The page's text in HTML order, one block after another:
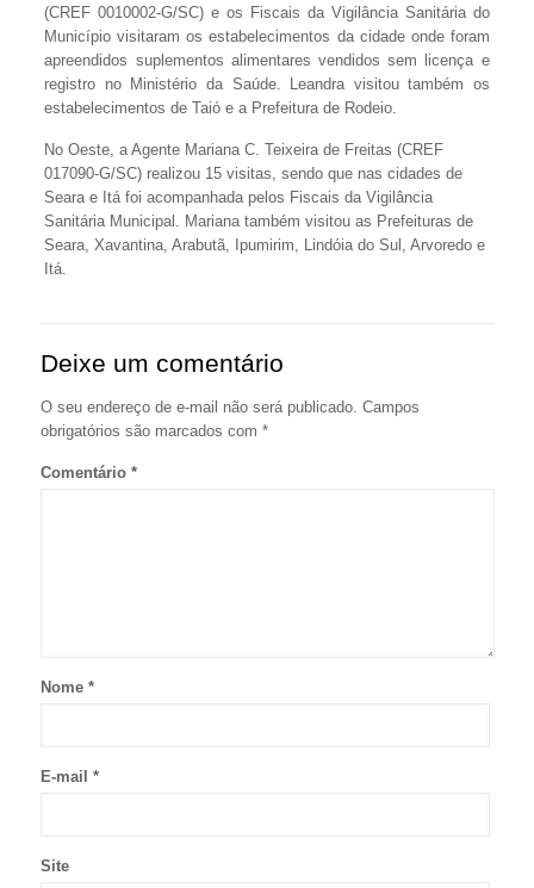
(CREF 0010002-G/SC) e os Fiscais da Vigilância Sanitária do
Município visitaram os estabelecimentos da cidade onde foram
apreendidos suplementos alimentares vendidos sem licença e
registro no Ministério da Saúde. Leandra visitou também os
estabelecimentos de Taió e a Prefeitura de Rodeio.
No Oeste, a Agente Mariana C. Teixeira de Freitas (CREF
017090-G/SC) realizou 15 visitas, sendo que nas cidades de
Seara e Itá foi acompanhada pelos Fiscais da Vigilância
Sanitária Municipal. Mariana também visitou as Prefeituras de
Seara, Xavantina, Arabutã, Ipumirim, Lindóia do Sul, Arvoredo e
Itá.
Deixe um comentário
O seu endereço de e-mail não será publicado. Campos
obrigatórios são marcados com *
Comentário *
Nome *
E-mail *
Site